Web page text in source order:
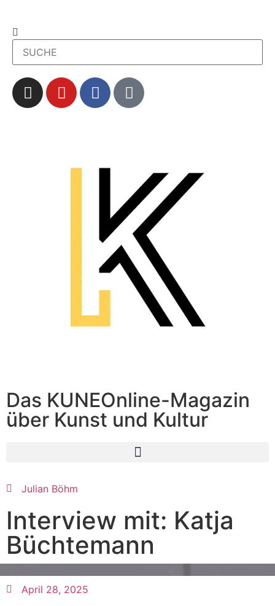
Das KUNEOnline-Magazin
über Kunst und Kultur
Julian Böhm
Interview mit: Katja
Büchtemann
April 28, 2025